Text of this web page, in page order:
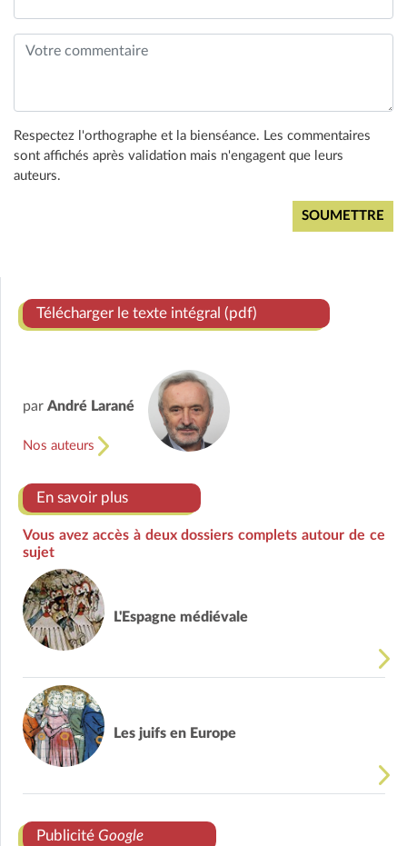
Respectez l'orthographe et la bienséance. Les commentaires
sont affichés après validation mais n'engagent que leurs
auteurs.
Télécharger le texte intégral (pdf)
par André Larané
Nos auteurs
En savoir plus
Vous avez accès à deux dossiers complets autour de ce
sujet
L'Espagne médiévale
Les juifs en Europe
Publicité Google